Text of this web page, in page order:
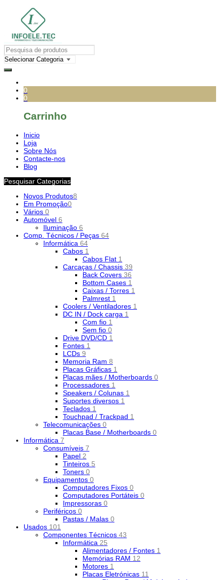
0
0
Carrinho
Inicio
Loja
Sobre Nós
Contacte-nos
Blog
Pesquisar Categorias
Novos Produtos8
Em Promoção0
Vários 0
Automóvel 6
Iluminação 6
Comp. Técnicos / Peças 64
Informática 64
Cabos 1
Cabos Flat 1
Carcaças / Chassis 39
Back Covers 36
Bottom Cases 1
Caixas / Torres 1
Palmrest 1
Coolers / Ventiladores 1
DC IN / Dock carga 1
Com fio 1
Sem fio 0
Drive DVD/CD 1
Fontes 1
LCDs 9
Memoria Ram 8
Placas Gráficas 1
Placas mães / Motherboards 0
Processadores 1
Speakers / Colunas 1
Suportes diversos 1
Teclados 1
Touchpad / Trackpad 1
Telecomunicações 0
Placas Base / Motherboards 0
Informática 7
Consumíveis 7
Papel 2
Tinteiros 5
Toners 0
Equipamentos 0
Computadores Fixos 0
Computadores Portáteis 0
Impressoras 0
Periféricos 0
Pastas / Malas 0
Usados 101
Componentes Técnicos 43
Informática 25
Alimentadores / Fontes 1
Memórias RAM 12
Motores 1
Placas Eletrónicas 11